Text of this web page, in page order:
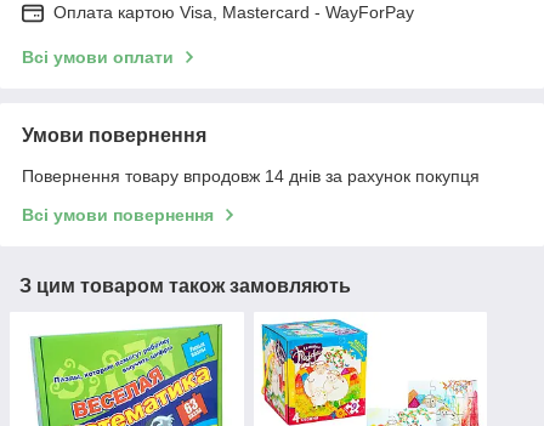
Оплата картою Visa, Mastercard - WayForPay
Всі умови оплати
Умови повернення
Повернення товару впродовж 14 днів за рахунок покупця
Всі умови повернення
З цим товаром також замовляють